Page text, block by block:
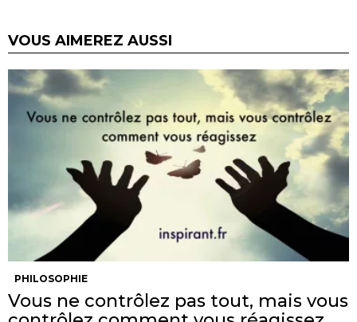
VOUS AIMEREZ AUSSI
PHILOSOPHIE
Vous ne contrôlez pas tout, mais vous